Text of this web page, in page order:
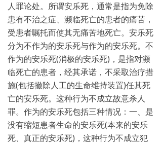
人罪论处。所谓安乐死，通常是指为免除
患有不治之症、濒临死亡的患者的痛苦，
受患者嘱托而使其无痛苦地死亡。安乐死
分为不作为的安乐死与作为的安乐死。不
作为的安乐死(消极的安乐死)，是指对濒
临死亡的患者，经其承诺，不采取治疗措
施(包括撤除人工的生命维持装置)任其死
亡的安乐死。这种行为不成立故意杀人
罪。作为的安乐死包括三种情况：一、是
没有缩短患者生命的安乐死(本来的安乐
死、真正的安乐死)，这种行为不成立犯